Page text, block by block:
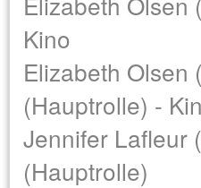
Kino
Elizabeth Olsen
(Hauptrolle) -
Jennifer Lafleur
(Hauptrolle)